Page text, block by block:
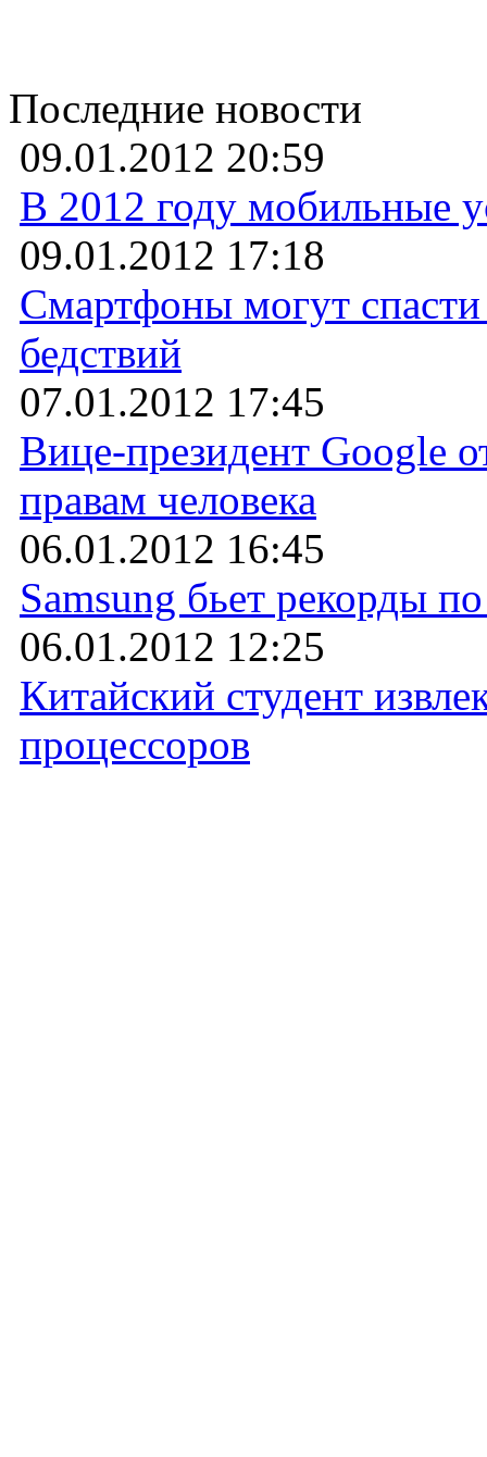
Последние новости
09.01.2012 20:59
В 2012 году мобильные
09.01.2012 17:18
Смартфоны могут
бедствий
07.01.2012 17:45
Вице-президент Google
правам человека
06.01.2012 16:45
Samsung бьет рекорды
06.01.2012 12:25
Китайский студент
процессоров